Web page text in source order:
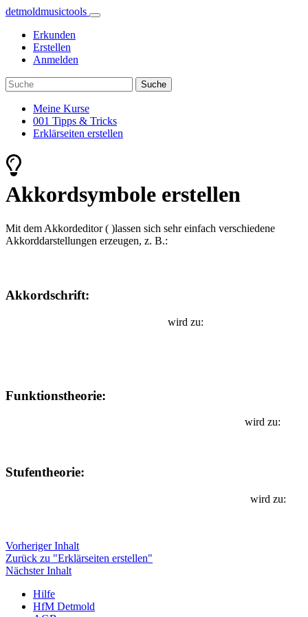
detmoldmusictools
Erkunden
Erstellen
Anmelden
Meine Kurse
001 Tipps & Tricks
Erklärseiten erstellen
Akkordsymbole erstellen
Mit dem Akkordeditor ( )lassen sich sehr einfach verschiedene
Akkorddarstellungen erzeugen, z. B.:
Akkordschrift:
wird zu:
Funktionstheorie:
wird zu:
Stufentheorie:
wird zu:
Vorheriger Inhalt
Zurück zu "Erklärseiten erstellen"
Nächster Inhalt
Hilfe
HfM Detmold